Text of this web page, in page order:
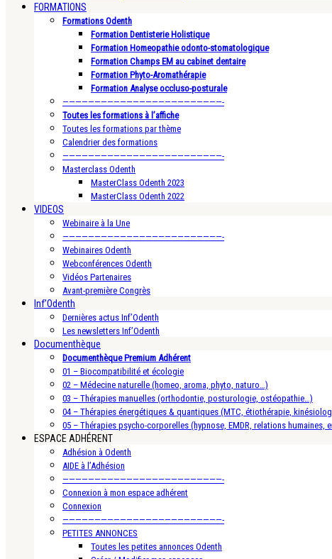
FORMATIONS
Formations Odenth
Formation Dentisterie Holistique
Formation Homeopathie odonto-stomatologique
Formation Champs EM au cabinet dentaire
Formation Phyto-Aromathérapie
Formation Analyse occluso-posturale
—————————————————————————-
Toutes les formations à l’affiche
Toutes les formations par thème
Calendrier des formations
—————————————————————————-
Masterclass Odenth
MasterClass Odenth 2023
MasterClass Odenth 2022
VIDEOS
Webinaire à la Une
—————————————————————————-
Webinaires Odenth
Webconférences Odenth
Vidéos Partenaires
Avant-première Congrès
Inf’Odenth
Dernières actus Inf’Odenth
Les newsletters Inf’Odenth
Documenthèque
Documenthèque Premium Adhérent
01 – Biocompatibilité et écologie
02 – Médecine naturelle (homeo, aroma, phyto, naturo…)
03 – Thérapies manuelles (orthodontie, posturologie, ostéopathie…)
04 – Thérapies énergétiques & quantiques (MTC, étiothérapie,
05 – Thérapies psycho-corporelles (hypnose, EMDR, relations humaines,
ESPACE ADHÉRENT
Adhésion à Odenth
AIDE à l’Adhésion
—————————————————————————-
Connexion à mon espace adhérent
Connexion
—————————————————————————-
PETITES ANNONCES
Toutes les petites annonces Odenth